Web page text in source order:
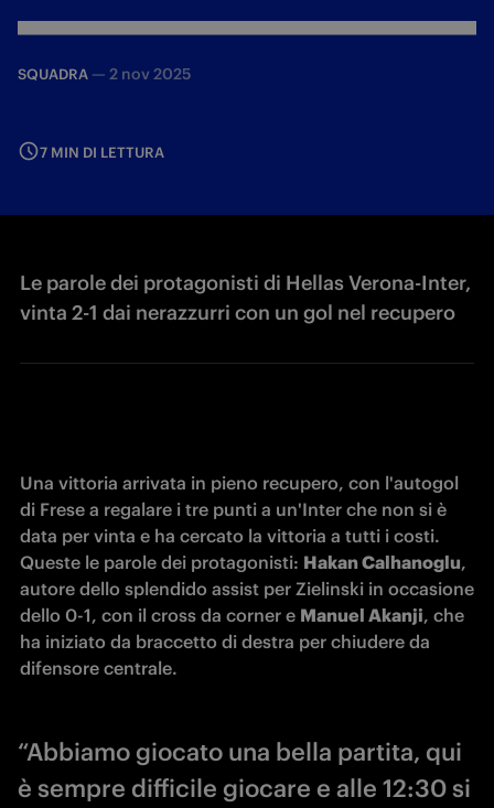
SQUADRA — 2 nov 2025
7 MIN DI LETTURA
Le parole dei protagonisti di Hellas Verona-Inter,
vinta 2-1 dai nerazzurri con un gol nel recupero
Una vittoria arrivata in pieno recupero, con l'autogol
di Frese a regalare i tre punti a un'Inter che non si è
data per vinta e ha cercato la vittoria a tutti i costi.
Queste le parole dei protagonisti: Hakan Calhanoglu,
autore dello splendido assist per Zielinski in occasione
dello 0-1, con il cross da corner e Manuel Akanji, che
ha iniziato da braccetto di destra per chiudere da
difensore centrale.
“Abbiamo giocato una bella partita, qui
è sempre difficile giocare e alle 12:30 si